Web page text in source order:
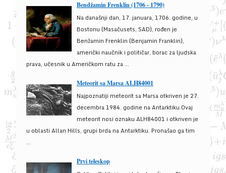
Bendžamin Frenklin (1706 - 1790)
Na današnji dan, 17. januara, 1706. godine, u
Bostonu (Masačusets, SAD), rođen je
Benžamin Frenklin (Benjamin Franklin),
američki naučnik i političar, borac za ljudska
prava, učesnik u Američkom ratu za ...
Meteorit sa Marsa ALH84001
Najpoznatiji meteorit sa Marsa otkriven je 27.
decembra 1984. godine na Antarktiku.Ovaj
meteorit nosi oznaku ALH84001 i otkriven je
u oblasti Allan Hills, grupi brda na Antarktiku. Pronašao ga tim
...
Prvi teleskop